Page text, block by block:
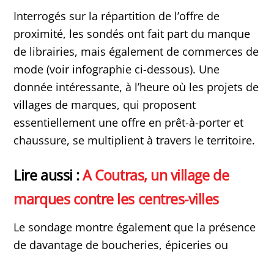
Interrogés sur la répartition de l’offre de
proximité, les sondés ont fait part du manque
de librairies, mais également de commerces de
mode (voir infographie ci-dessous). Une
donnée intéressante, à l’heure où les projets de
villages de marques, qui proposent
essentiellement une offre en prêt-à-porter et
chaussure, se multiplient à travers le territoire.
Lire aussi :A Coutras, un village de
marques contre les centres-villes
Le sondage montre également que la présence
de davantage de boucheries, épiceries ou